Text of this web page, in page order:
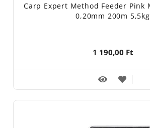
Carp Expert Method Feeder Pink
0,20mm 200m 5,5kg
1 190,00 Ft